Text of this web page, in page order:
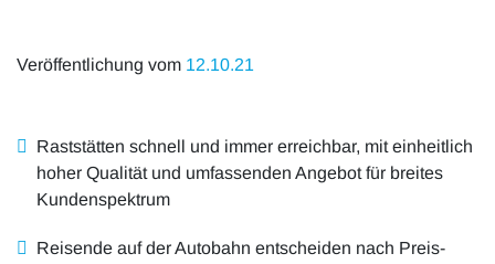
Veröffentlichung vom 12.10.21
Raststätten schnell und immer erreichbar, mit einheitlich
hoher Qualität und umfassenden Angebot für breites
Kundenspektrum
Reisende auf der Autobahn entscheiden nach Preis-